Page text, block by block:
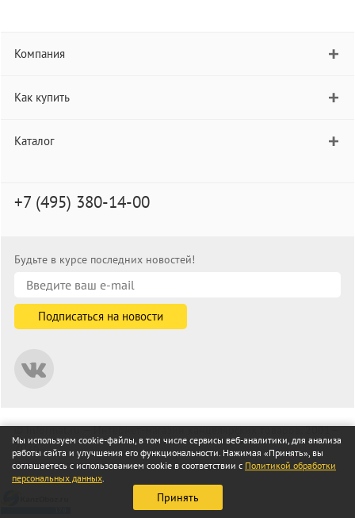
Компания
Как купить
Каталог
+7 (495) 380-14-00
Будьте в курсе последних новостей!
© informat.ru — Интернет-магазин канцелярских товаров. 2001—
2026
Все права защищены
Мы используем cookie-файлы, в том числе сервисы веб-аналитики, для анализа
работы сайта и улучшения его функциональности. Нажимая «Принять», вы
соглашаетесь с использованием cookie в соответствии с Политикой обработки
персональных данных.
Принять